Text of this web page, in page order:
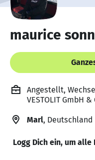
maurice
Angestellt,
VESTOLIT GmbH &
Marl, Deutschland
Logg Dich ein, um alle